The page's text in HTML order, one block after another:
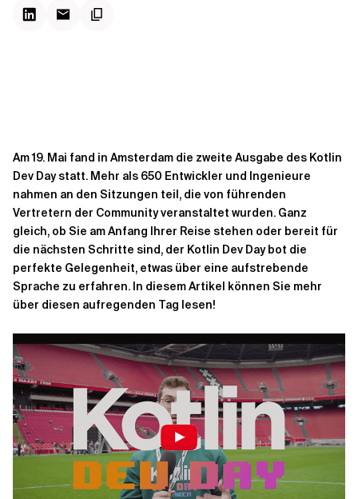
Verwandte Themen
Am 19. Mai fand in Amsterdam die zweite Ausgabe des Kotlin
Dev Day statt. Mehr als 650 Entwickler und Ingenieure
nahmen an den Sitzungen teil, die von führenden
Vertretern der Community veranstaltet wurden. Ganz
gleich, ob Sie am Anfang Ihrer Reise stehen oder bereit für
die nächsten Schritte sind, der Kotlin Dev Day bot die
perfekte Gelegenheit, etwas über eine aufstrebende
Sprache zu erfahren. In diesem Artikel können Sie mehr
über diesen aufregenden Tag lesen!